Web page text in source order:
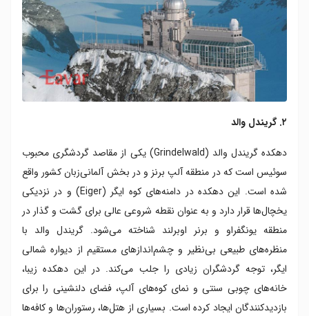
۲. گریندل والد
دهکده گریندل والد (Grindelwald) یکی از مقاصد گردشگری محبوب
سوئیس است که در منطقه آلپ برنز و در بخش آلمانی‌زبان کشور واقع
شده است. این دهکده در دامنه‌های کوه ایگر (Eiger) و در نزدیکی
یخچال‌ها قرار دارد و به عنوان نقطه شروعی عالی برای گشت و گذار در
منطقه یونگفراو و برنر اوبرلند شناخته می‌شود. گریندل والد با
منظره‌های طبیعی بی‌نظیر و چشم‌اندازهای مستقیم از دیواره شمالی
ایگر، توجه گردشگران زیادی را جلب می‌کند. در این دهکده زیبا،
خانه‌های چوبی سنتی و نمای کوه‌های آلپ، فضای دلنشینی را برای
بازدیدکنندگان ایجاد کرده است. بسیاری از هتل‌ها، رستوران‌ها و کافه‌ها